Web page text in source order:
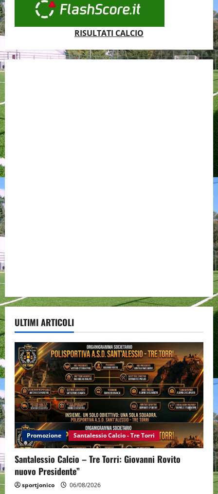
RISULTATI CALCIO
ULTIMI ARTICOLI
Promozione Santalessio Calcio - Tre Torri
Santalessio Calcio – Tre Torri: Giovanni Rovito
nuovo Presidente”
sportjonico 06/08/2026